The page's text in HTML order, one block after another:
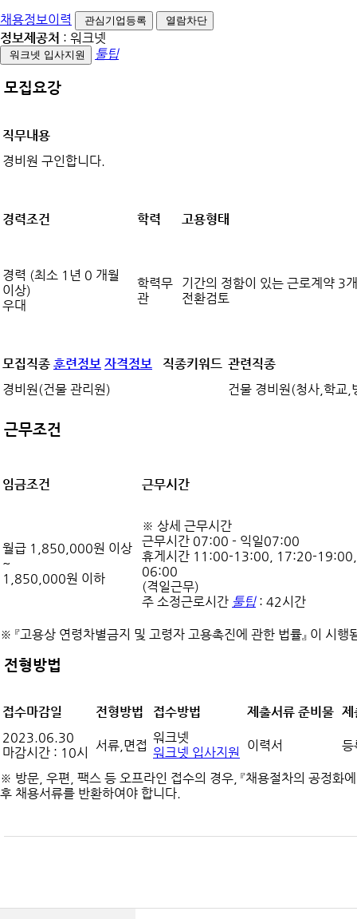
채용정보이력
관심기업등록 열람차단
정보제공처 : 워크넷
워크넷 입사지원 툴팁
모집요강
직무내용
경비원 구인합니다.
경력조건 학력 고용형태
경력 (최소 1년 0 개월
이상)
우대
학력무
관
기간의 정함이 있는 근로계약 3
전환검토
모집직종 훈련정보 자격정보 직종키워드 관련직종
경비원(건물 관리원)
건물 경비원(청사,학교
근무조건
임금조건 근무시간
월급 1,850,000원 이상
~
1,850,000원 이하
※ 상세 근무시간
근무시간 07:00 - 익일07:00
휴게시간 11:00-13:00, 17:20-
06:00
(격일근무)
주 소정근로시간 툴팁: 42시간
※ 『고용상 연령차별금지 및 고령자 고용촉진에 관한 법률』 이 시
전형방법
접수마감일 전형방법 접수방법 제출서류 준비물 제
2023.06.30
마감시간 : 10시
서류,면접
워크넷
워크넷 입사지원
이력서 등
※ 방문, 우편, 팩스 등 오프라인 접수의 경우, 『채용절차의 공정화
후 채용서류를 반환하여야 합니다.